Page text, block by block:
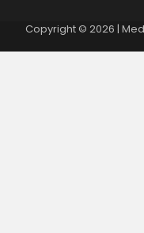
Copyright © 2026 |